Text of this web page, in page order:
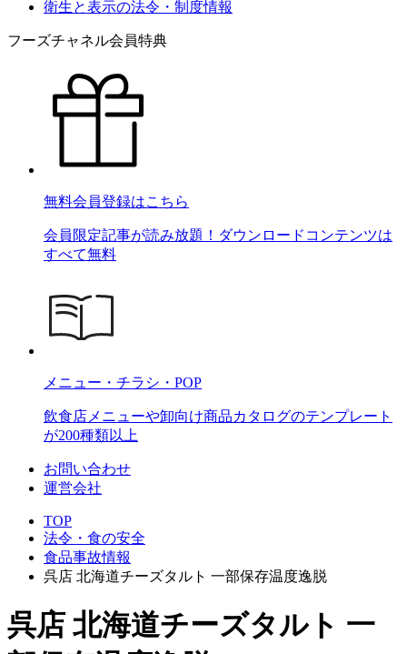
衛生と表示の法令・制度情報
フーズチャネル会員特典
無料会員登録はこちら
会員限定記事が読み放題！ダウンロードコンテンツは
すべて無料
メニュー・チラシ・POP
飲食店メニューや卸向け商品カタログのテンプレート
が200種類以上
お問い合わせ
運営会社
TOP
法令・食の安全
食品事故情報
呉店 北海道チーズタルト 一部保存温度逸脱
呉店 北海道チーズタルト 一